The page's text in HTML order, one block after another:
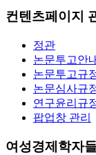
컨텐츠페이지
정관
논문투고안
논문투고규
논문심사규
연구윤리규
팝업창 관리
여성경제학자